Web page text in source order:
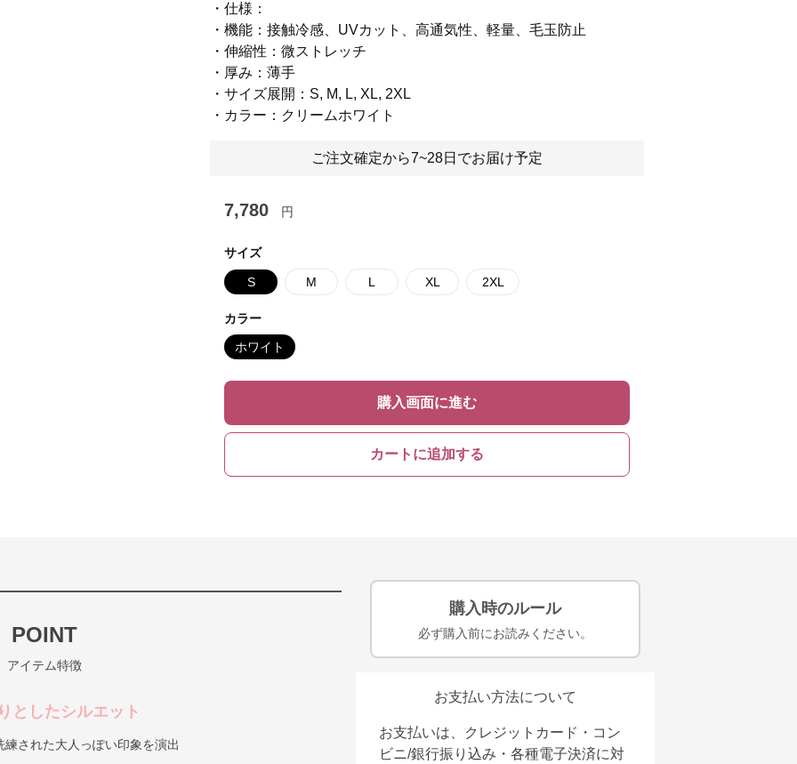
・仕様：
・機能：接触冷感、UVカット、高通気性、軽量、毛玉防止
・伸縮性：微ストレッチ
・厚み：薄手
・サイズ展開：S, M, L, XL, 2XL
・カラー：クリームホワイト
ご注文確定から7~28日でお届け予定
7,780 円
サイズ
S M L XL 2XL
カラー
ホワイト
購入画面に進む
カートに追加する
POINT
アイテム特徴
としたシルエット
された大人っぽい印象を演出
購入時のルール
必ず購入前にお読みください。
お支払い方法について
お支払いは、クレジットカード・コン
ビニ/銀行振り込み・各種電子決済に対